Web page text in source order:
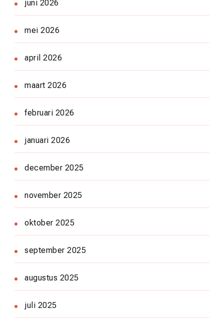
juni 2026
mei 2026
april 2026
maart 2026
februari 2026
januari 2026
december 2025
november 2025
oktober 2025
september 2025
augustus 2025
juli 2025